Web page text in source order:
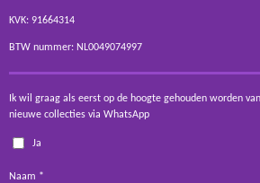
KVK: 91664314
BTW nummer: NL0049074997
Ik wil graag als eerst op de hoogte gehouden worden
nieuwe collecties via WhatsApp
Ja
Naam *